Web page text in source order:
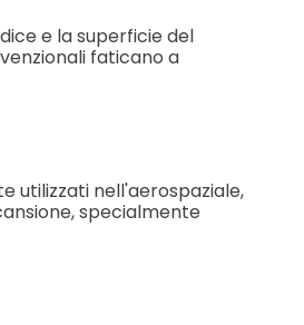
e la superficie del
faticano a
utilizzati nell'aerospaziale,
specialmente